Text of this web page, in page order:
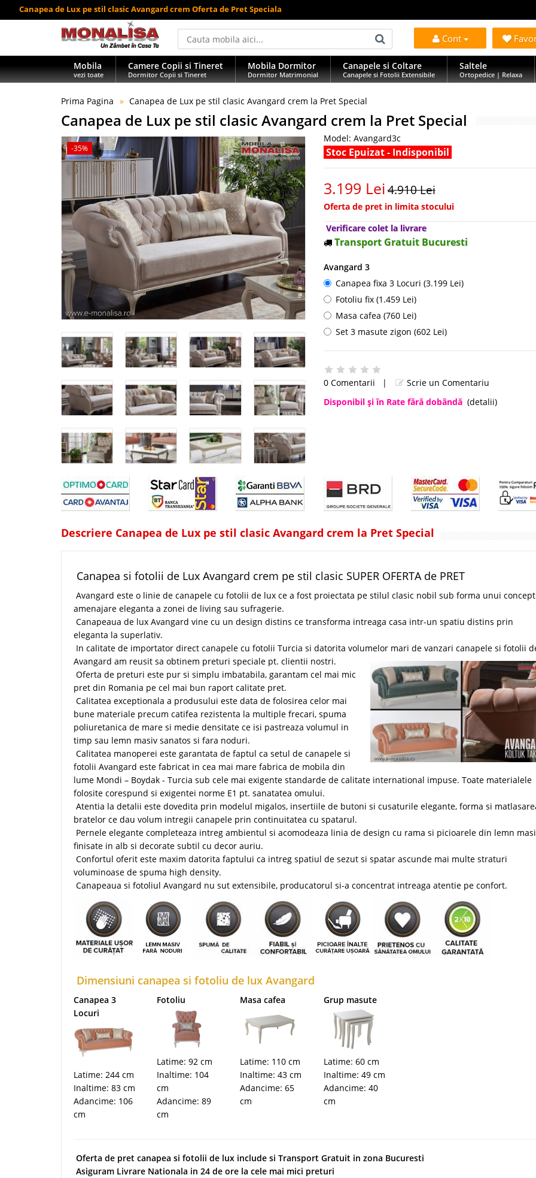
Canapea de Lux pe stil clasic Avangard crem Oferta de Pret Speciala
Cont
Mobila
vezi toate
Camere Copii si Tineret
Dormitor Copii si Tineret
Mobila Dormitor
Dormitor Matrimonial
Canapele si Coltare
Canapele si Fotolii Extensibile
Saltele
Ortopedice | Relaxa
Prima Pagina Canapea de Lux pe stil clasic Avangard crem la Pret Special
Canapea de Lux pe stil clasic Avangard crem la Pret Special
-35%
Model: Avangard3c
Stoc Epuizat - Indisponibil
3.199 Lei4.910 Lei
Oferta de pret in limita stocului
Verificare colet la livrare
Transport Gratuit Bucuresti
Avangard 3
Canapea fixa 3 Locuri (3.199 Lei)
Fotoliu fix (1.459 Lei)
Masa cafea (760 Lei)
Set 3 masute zigon (602 Lei)
0 Comentarii |
Scrie un Comentariu
Disponibil şi în Rate fără dobândă (detalii)
Descriere Canapea de Lux pe stil clasic Avangard crem la Pret Special
Canapea si fotolii de Lux Avangard crem pe stil clasic SUPER OFERTA de PRET
Avangard este o linie de canapele cu fotolii de lux ce a fost proiectata pe stilul clasic nobil sub forma unui
amenajare eleganta a zonei de living sau sufragerie.
Canapeaua de lux Avangard vine cu un design distins ce transforma intreaga casa intr-un spatiu distins prin
eleganta la superlativ.
In calitate de importator direct canapele cu fotolii Turcia si datorita volumelor mari de vanzari canapele si fotolii
Avangard am reusit sa obtinem preturi speciale pt. clientii nostri.
Oferta de preturi este pur si simplu imbatabila, garantam cel mai mic
pret din Romania pe cel mai bun raport calitate pret.
Calitatea exceptionala a produsului este data de folosirea celor mai
bune materiale precum catifea rezistenta la multiple frecari, spuma
poliuretanica de mare si medie densitate ce isi pastreaza volumul in
timp sau lemn masiv sanatos si fara noduri.
Calitatea manoperei este garantata de faptul ca setul de canapele si
fotolii Avangard este fabricat in cea mai mare fabrica de mobila din
lume Mondi – Boydak - Turcia sub cele mai exigente standarde de calitate international impuse. Toate materialele
folosite corespund si exigentei norme E1 pt. sanatatea omului.
Atentia la detalii este dovedita prin modelul migalos, insertiile de butoni si cusaturile elegante, forma si
bratelor ce dau volum intregii canapele prin continuitatea cu spatarul.
Pernele elegante completeaza intreg ambientul si acomodeaza linia de design cu rama si picioarele din lemn
finisate in alb si decorate subtil cu decor auriu.
Confortul oferit este maxim datorita faptului ca intreg spatiul de sezut si spatar ascunde mai multe straturi
voluminoase de spuma high density.
Canapeaua si fotoliul Avangard nu sut extensibile, producatorul si-a concentrat intreaga atentie pe confort.
Dimensiuni canapea si fotoliu de lux Avangard
Canapea 3
Locuri
Latime: 244 cm
Inaltime: 83 cm
Adancime: 106
cm
Fotoliu
Latime: 92 cm
Inaltime: 104
cm
Adancime: 89
cm
Masa cafea
Latime: 110 cm
Inaltime: 43 cm
Adancime: 65
cm
Grup masute
Latime: 60 cm
Inaltime: 49 cm
Adancime: 40
cm
Oferta de pret canapea si fotolii de lux include si Transport Gratuit in zona Bucuresti
Asiguram Livrare Nationala in 24 de ore la cele mai mici preturi